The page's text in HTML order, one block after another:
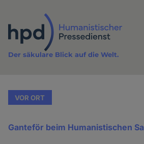
Inhalt
Der säkulare Blick auf die Welt.
VOR ORT
Ganteför beim Humanistischen